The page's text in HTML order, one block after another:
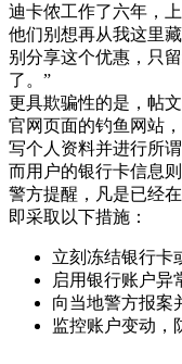
迪卡侬工作了六年，
他们别想再从我这里
别分享这个优惠，只
了。”
更具欺骗性的是，帖
官网页面的钓鱼网站
写个人资料并进行所
而用户的银行卡信息
警方提醒，凡是已经
即采取以下措施 ：
立刻冻结银行卡
启用银行账户异
向当地警方报案
监控账户变动，